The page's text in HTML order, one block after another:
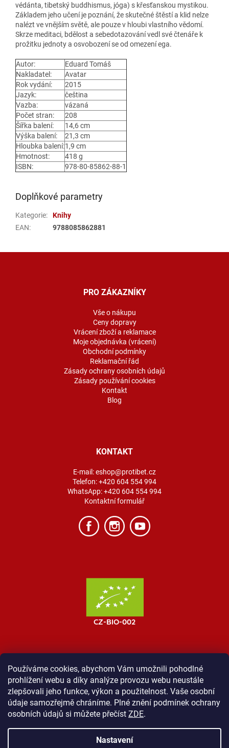
Používáme cookies, abychom Vám umožnili pohodlné
prohlížení webu a díky analýze provozu webu neustále
zlepšovali jeho funkce, výkon a použitelnost. Vaše osobní
údaje samozřejmě chráníme. Plné znění podmínek ochrany
osobních údajů si můžete přečíst ZDE.
Nastavení
védánta, tibetský buddhismus, jóga) s křesťanskou mystikou.
Základem jeho učení je poznání, že skutečné štěstí a klid nelze
nalézt ve vnějším světě, ale pouze v hloubi vlastního vědomí.
Skrze meditaci, bdělost a sebedotazování vedl své čtenáře k
prožitku jednoty a osvobození se od omezení ega.
Autor:
Eduard Tomáš
Nakladatel:
Avatar
Rok vydání:
2015
Jazyk:
čeština
Vazba:
vázaná
Počet stran:
208
Šířka balení:
14,6 cm
Výška balení:
21,3 cm
Hloubka balení:1,9 cm
Hmotnost:
418 g
ISBN:
978-80-85862-88-1
Doplňkové parametry
Kategorie:
Knihy
EAN: 9788085862881
PRO ZÁKAZNÍKY
Vše o nákupu
Ceny dopravy
Vrácení zboží a reklamace
Moje objednávka (vrácení)
Obchodní podmínky
Reklamační řád
Zásady ochrany osobních údajů
Zásady používání cookies
Kontakt
Blog
KONTAKT
E-mail:eshop@protibet.cz
Telefon:+420 604 554 994
WhatsApp:+420 604 554 994
Kontaktní formulář
MOST ProTibet Vše o nákupu
Obchodní podmínky
Zásady ochrany osobních údajů
Kontakt
Vytvořil Shoptet